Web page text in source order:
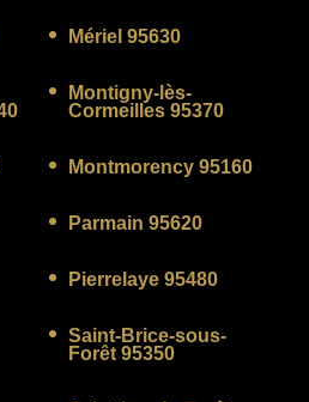
Mériel 95630
Montigny-lès-
Cormeilles 95370
Montmorency 95160
Parmain 95620
Pierrelaye 95480
Saint-Brice-sous-
Forêt 95350